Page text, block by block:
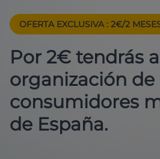
OFERTA EXCLUSIVA : 2€/2
Por 2€ tendrás
organización de
consumidores
de España.